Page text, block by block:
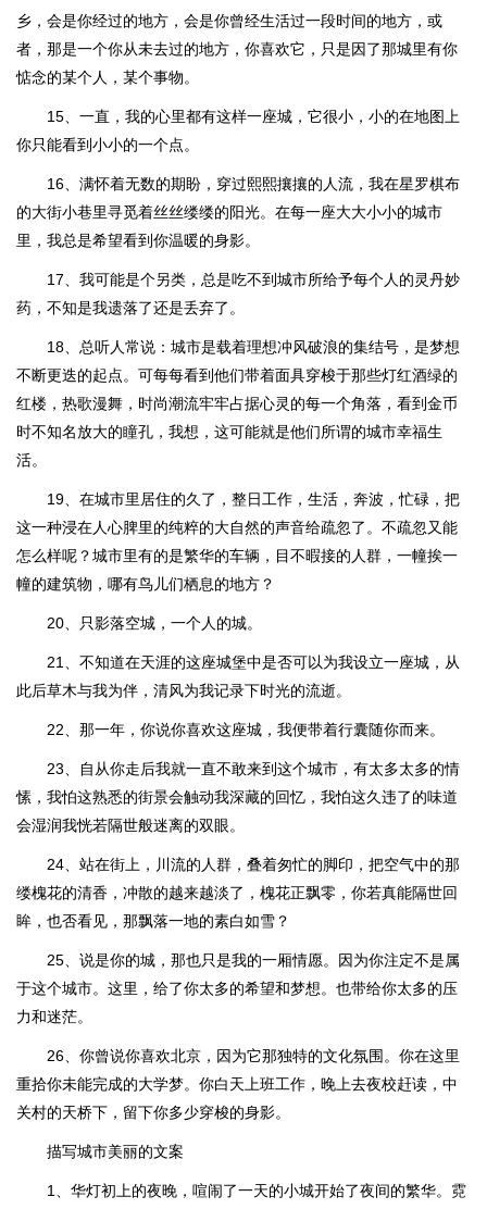
乡，会是你经过的地方，会是你曾经生活过一段时间的地方，或
者，那是一个你从未去过的地方，你喜欢它，只是因了那城里有你
惦念的某个人，某个事物。
15、一直，我的心里都有这样一座城，它很小，小的在地图上
你只能看到小小的一个点。
16、满怀着无数的期盼，穿过熙熙攘攘的人流，我在星罗棋布
的大街小巷里寻觅着丝丝缕缕的阳光。在每一座大大小小的城市
里，我总是希望看到你温暖的身影。
17、我可能是个另类，总是吃不到城市所给予每个人的灵丹妙
药，不知是我遗落了还是丢弃了。
18、总听人常说：城市是载着理想冲风破浪的集结号，是梦想
不断更迭的起点。可每每看到他们带着面具穿梭于那些灯红酒绿的
红楼，热歌漫舞，时尚潮流牢牢占据心灵的每一个角落，看到金币
时不知名放大的瞳孔，我想，这可能就是他们所谓的城市幸福生
活。
19、在城市里居住的久了，整日工作，生活，奔波，忙碌，把
这一种浸在人心脾里的纯粹的大自然的声音给疏忽了。不疏忽又能
怎么样呢？城市里有的是繁华的车辆，目不暇接的人群，一幢挨一
幢的建筑物，哪有鸟儿们栖息的地方？
20、只影落空城，一个人的城。
21、不知道在天涯的这座城堡中是否可以为我设立一座城，从
此后草木与我为伴，清风为我记录下时光的流逝。
22、那一年，你说你喜欢这座城，我便带着行囊随你而来。
23、自从你走后我就一直不敢来到这个城市，有太多太多的情
愫，我怕这熟悉的街景会触动我深藏的回忆，我怕这久违了的味道
会湿润我恍若隔世般迷离的双眼。
24、站在街上，川流的人群，叠着匆忙的脚印，把空气中的那
缕槐花的清香，冲散的越来越淡了，槐花正飘零，你若真能隔世回
眸，也否看见，那飘落一地的素白如雪？
25、说是你的城，那也只是我的一厢情愿。因为你注定不是属
于这个城市。这里，给了你太多的希望和梦想。也带给你太多的压
力和迷茫。
26、你曾说你喜欢北京，因为它那独特的文化氛围。你在这里
重拾你未能完成的大学梦。你白天上班工作，晚上去夜校赶读，中
关村的天桥下，留下你多少穿梭的身影。
描写城市美丽的文案
1、华灯初上的夜晚，喧闹了一天的小城开始了夜间的繁华。霓